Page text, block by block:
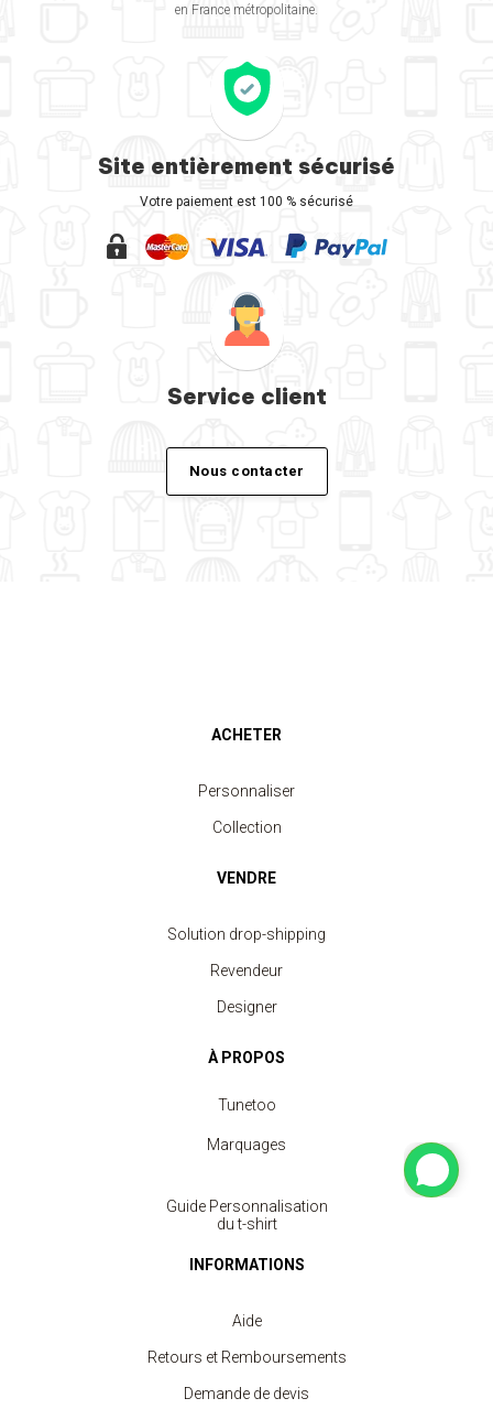
en France métropolitaine.
Site entièrement sécurisé
Votre paiement est 100 % sécurisé
Service client
Nous contacter
ACHETER
Personnaliser
Collection
VENDRE
Solution drop-shipping
Revendeur
Designer
À PROPOS
Tunetoo
Marquages
Guide Personnalisation
du t-shirt
INFORMATIONS
Aide
Retours et Remboursements
Demande de devis